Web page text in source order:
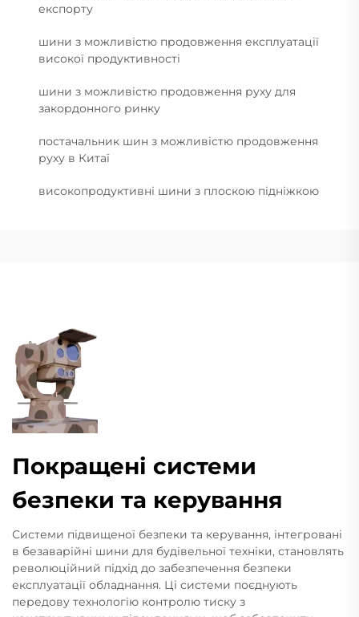
експорту
шини з можливістю продовження експлуатації
високої продуктивності
шини з можливістю продовження руху для
закордонного ринку
постачальник шин з можливістю продовження
руху в Китаї
високопродуктивні шини з плоскою підніжкою
Покращені системи
безпеки та керування
Системи підвищеної безпеки та керування, інтегровані
в безаварійні шини для будівельної техніки, становлять
революційний підхід до забезпечення безпеки
експлуатації обладнання. Ці системи поєднують
передову технологію контролю тиску з